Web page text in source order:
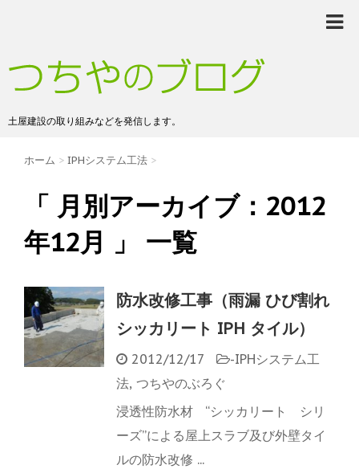
土屋建設の取り組みなどを発信します。
ホーム > IPHシステム工法 >
「 月別アーカイブ：2012
年12月 」 一覧
防水改修工事（雨漏 ひび割れ
シッカリート IPH タイル）
2012/12/17 -IPHシステム工
法, つちやのぶろぐ
浸透性防水材 “シッカリート シリ
ーズ”による屋上スラブ及び外壁タイ
ルの防水改修 ...